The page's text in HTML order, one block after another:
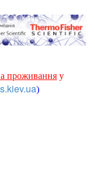
проживання у
)